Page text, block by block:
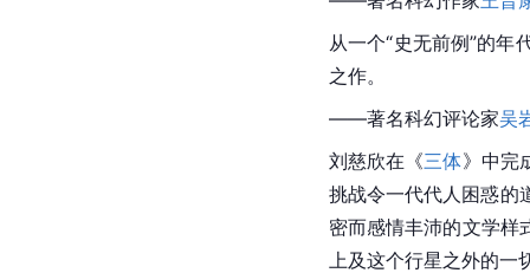
从一个“史无前例”的
之作。
——著名科幻评论家吴
刘慈欣在《三体》中完
挑战令一代代人困惑的
密而感情丰沛的文学样
上及这个行星之外的一